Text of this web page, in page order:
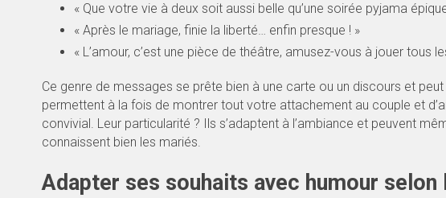
« Que votre vie à deux soit aussi belle qu’une soirée pyjama
« Après le mariage, finie la liberté… enfin presque ! »
« L’amour, c’est une pièce de théâtre, amusez-vous à jouer tous
Ce genre de messages se prête bien à une carte ou un discours et
permettent à la fois de montrer tout votre attachement au couple et
convivial. Leur particularité ? Ils s’adaptent à l’ambiance et peuvent
connaissent bien les mariés.
Adapter ses souhaits avec humour